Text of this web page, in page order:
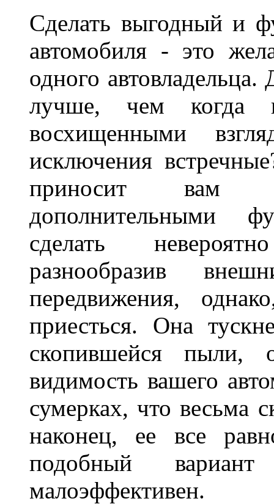
Сделать выгодный и
автомобиля - это
одного
лучше, чем когда
восхищенными
исключения
приносит вам
дополнительными
сделать
разнообразив
передвижения,
приесться. Она
скопившейся пыли,
видимость вашего
сумерках, что весьма
наконец, ее все
подобный
малоэффективен.